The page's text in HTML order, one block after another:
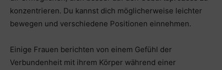
konzentrieren. Du kannst dich möglicherweise leichter
bewegen und verschiedene Positionen einnehmen.
Einige Frauen berichten von einem Gefühl der
Verbundenheit mit ihrem Körper während einer